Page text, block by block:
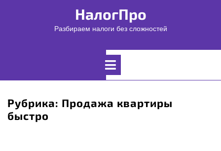
НалогПро
Разбираем налоги без сложностей
Открыть
Рубрика: Продажа квартиры
быстро